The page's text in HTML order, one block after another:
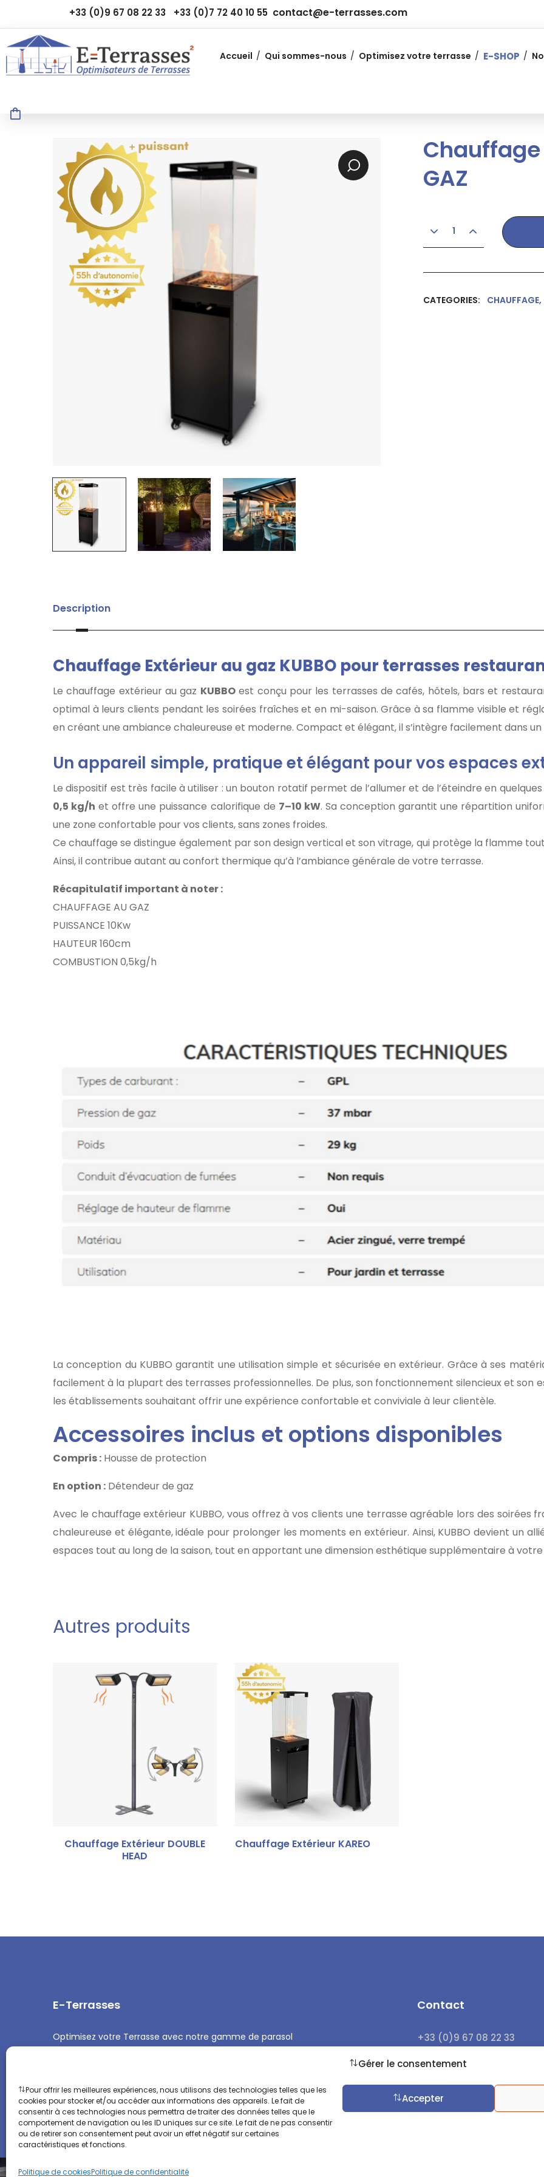
Gérer le consentement
Pour offrir les meilleures expériences, nous utilisons des technologies telles que les
cookies pour stocker et/ou accéder aux informations des appareils. Le fait de
consentir à ces technologies nous permettra de traiter des données telles que le
comportement de navigation ou les ID uniques sur ce site. Le fait de ne pas consentir
ou de retirer son consentement peut avoir un effet négatif sur certaines
caractéristiques et fonctions.
Accepter
Politique de cookiesPolitique de confidentialité
+33 (0)9 67 08 22 33 +33 (0)7 72 40 10 55 contact@e-terrasses.com
Accueil Qui sommes-nous Optimisez votre terrasse E-SHOP
Chauffage
GAZ
CATEGORIES: CHAUFFAGE,
Description
Chauffage Extérieur au gaz KUBBO pour terrasses
Le chauffage extérieur au gaz KUBBOest conçu pour les terrasses de cafés, hôtels, bars et
optimal à leurs clients pendant les soirées fraîches et en mi-saison. Grâce à sa flamme visible et
en créant une ambiance chaleureuse et moderne. Compact et élégant, il s’intègre facilement dans
Un appareil simple, pratique et élégant pour vos espaces
Le dispositif est très facile à utiliser : un bouton rotatif permet de l’allumer et de l’éteindre en
0,5 kg/h et offre une puissance calorifique de 7–10 kW. Sa conception garantit une répartition
une zone confortable pour vos clients, sans zones froides.
Ce chauffage se distingue également par son design vertical et son vitrage, qui protège la flamme
Ainsi, il contribue autant au confort thermique qu’à l’ambiance générale de votre terrasse.
Récapitulatif important à noter :
CHAUFFAGE AU GAZ
PUISSANCE 10Kw
HAUTEUR 160cm
COMBUSTION 0,5kg/h
La conception du KUBBO garantit une utilisation simple et sécurisée en extérieur. Grâce à ses
facilement à la plupart des terrasses professionnelles. De plus, son fonctionnement silencieux et son
les établissements souhaitant offrir une expérience confortable et conviviale à leur clientèle.
Accessoires inclus et options disponibles
Compris : Housse de protection
En option : Détendeur de gaz
Avec le chauffage extérieur KUBBO, vous offrez à vos clients une terrasse agréable lors des soirées
chaleureuse et élégante, idéale pour prolonger les moments en extérieur. Ainsi, KUBBO devient un
espaces tout au long de la saison, tout en apportant une dimension esthétique supplémentaire à
Autres produits
Chauffage Extérieur DOUBLE
HEAD
Chauffage Extérieur KAREO
E-Terrasses
Optimisez votre Terrasse avec notre gamme de parasol
Contact
+33 (0)9 67 08 22 33